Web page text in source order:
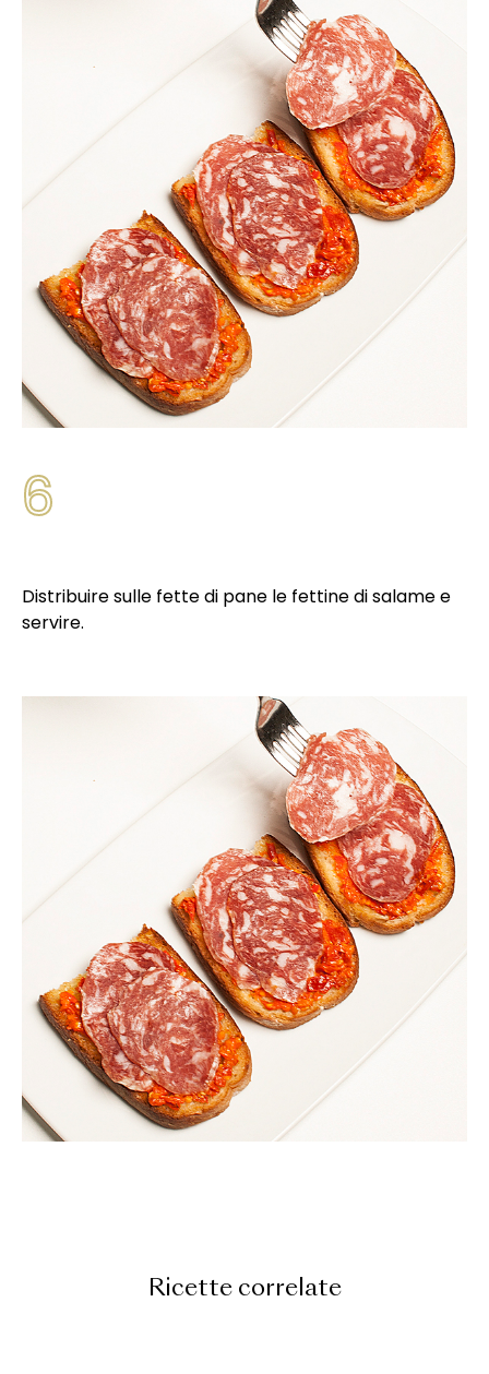
6
Distribuire sulle fette di pane le fettine di salame e
servire.
Ricette correlate